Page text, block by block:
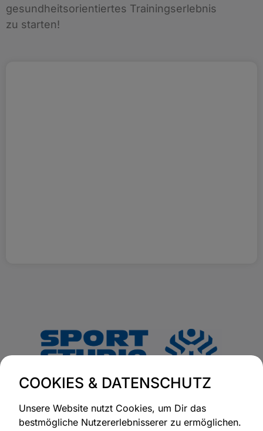
gesundheitsorientiertes Trainingserlebnis
zu starten!
COOKIES & DATENSCHUTZ
Unsere Website nutzt Cookies, um Dir das
bestmögliche Nutzererlebnisserer zu ermöglichen.